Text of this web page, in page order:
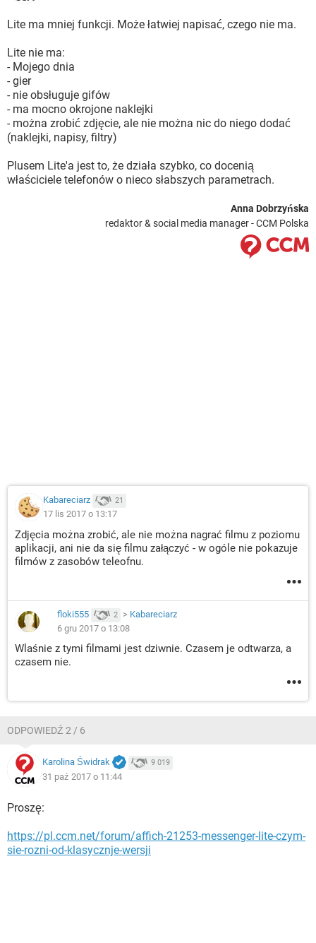
Lite ma mniej funkcji. Może łatwiej napisać, czego nie ma.
Lite nie ma:
- Mojego dnia
- gier
- nie obsługuje gifów
- ma mocno okrojone naklejki
- można zrobić zdjęcie, ale nie można nic do niego dodać
(naklejki, napisy, filtry)
Plusem Lite'a jest to, że działa szybko, co docenią
właściciele telefonów o nieco słabszych parametrach.
Anna Dobrzyńska
redaktor & social media manager - CCM Polska
Kabareciarz 21
17 lis 2017 o 13:17
Zdjęcia można zrobić, ale nie można nagrać filmu z poziomu
aplikacji, ani nie da się filmu załączyć - w ogóle nie pokazuje
filmów z zasobów teleofnu.
floki555 2 > Kabareciarz
6 gru 2017 o 13:08
Wlaśnie z tymi filmami jest dziwnie. Czasem je odtwarza, a
czasem nie.
ODPOWIEDŹ 2 / 6
Karolina Świdrak 9 019
31 paź 2017 o 11:44
Proszę:
https://pl.ccm.net/forum/affich-21253-messenger-lite-czym-
sie-rozni-od-klasycznje-wersji